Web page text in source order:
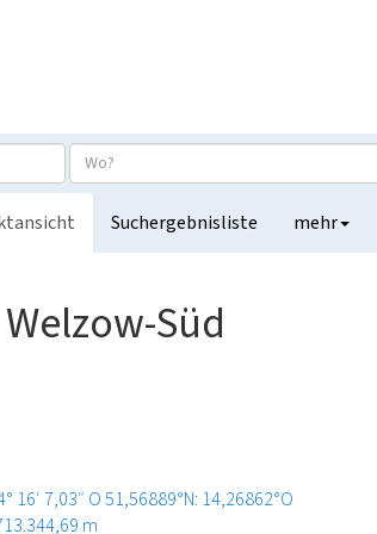
Suchergebnisliste mehr
Süd
16′ 7,03″ O51,56889°N: 14,26862°O
m